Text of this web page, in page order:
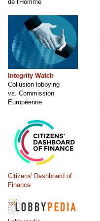
de l'Homme
Integrity Watch
Collusion lobbying
vs. Commission
Européenne
Citizens' Dashboard of
Finance